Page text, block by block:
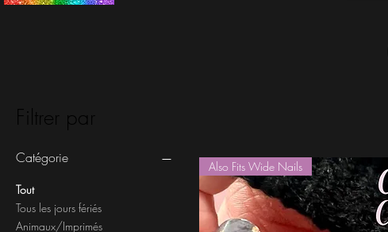
Filtrer par
Catégorie
Tout
Tous les jours fériés
Animaux/Imprimés
Also Fits Wide Nails